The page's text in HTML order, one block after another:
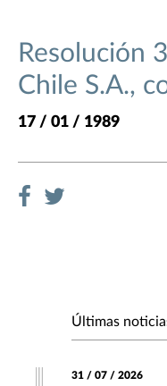
Resolución
Chile S.A.,
17 / 01 / 1989
Últimas
31 / 07 / 2026